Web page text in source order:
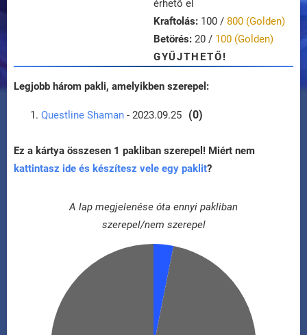
érhető el
Kraftolás: 100 / 800 (Golden)
Betörés: 20 / 100 (Golden)
GYŰJTHETŐ!
Legjobb három pakli, amelyikben szerepel:
Questline Shaman - 2023.09.25 (0)
Ez a kártya összesen 1 pakliban szerepel! Miért nem
kattintasz ide és készítesz vele egy paklit?
A lap megjelenése óta ennyi pakliban
szerepel/nem szerepel